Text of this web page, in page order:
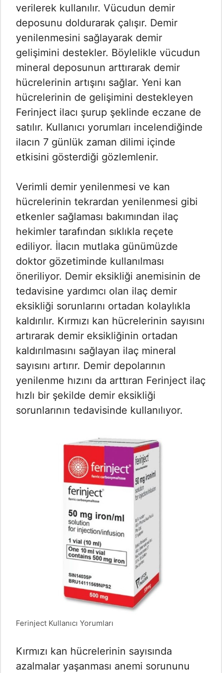
verilerek kullanılır. Vücudun demir
deposunu doldurarak çalışır. Demir
yenilenmesini sağlayarak demir
gelişimini destekler. Böylelikle vücudun
mineral deposunun arttırarak demir
hücrelerinin artışını sağlar. Yeni kan
hücrelerinin de gelişimini destekleyen
Ferinject ilacı şurup şeklinde eczane de
satılır. Kullanıcı yorumları incelendiğinde
ilacın 7 günlük zaman dilimi içinde
etkisini gösterdiği gözlemlenir.
Verimli demir yenilenmesi ve kan
hücrelerinin tekrardan yenilenmesi gibi
etkenler sağlaması bakımından ilaç
hekimler tarafından sıklıkla reçete
ediliyor. İlacın mutlaka günümüzde
doktor gözetiminde kullanılması
öneriliyor. Demir eksikliği anemisinin de
tedavisine yardımcı olan ilaç demir
eksikliği sorunlarını ortadan kolaylıkla
kaldırılır. Kırmızı kan hücrelerinin sayısını
artırarak demir eksikliğinin ortadan
kaldırılmasını sağlayan ilaç mineral
sayısını artırır. Demir depolarının
yenilenme hızını da arttıran Ferinject ilaç
hızlı bir şekilde demir eksikliği
sorunlarının tedavisinde kullanılıyor.
Ferinject Kullanıcı Yorumları
Kırmızı kan hücrelerinin sayısında
azalmalar yaşanması anemi sorununu